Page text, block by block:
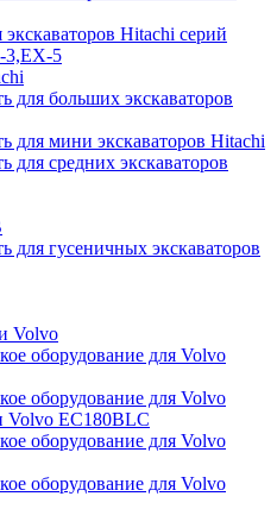
Hitachi серий
3,EX-5
для больших экскаваторов
для мини экскаваторов Hitachi
для средних экскаваторов
для гусеничных экскаваторов
Volvo
оборудование для Volvo
оборудование для Volvo
Volvo EC180BLC
оборудование для Volvo
оборудование для Volvo